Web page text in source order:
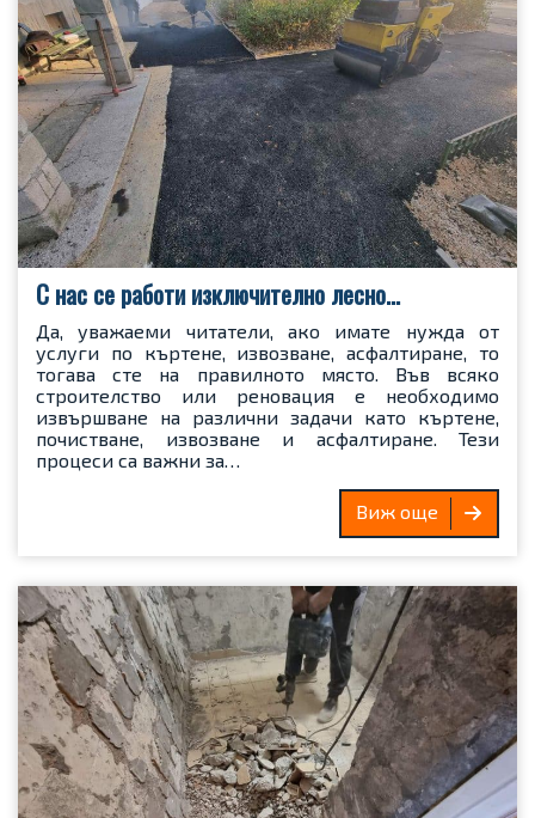
С нас се работи изключително лесно…
Да, уважаеми читатели, ако имате нужда от
услуги по къртене, извозване, асфалтиране, то
тогава сте на правилното място. Във всяко
строителство или реновация е необходимо
извършване на различни задачи като къртене,
почистване, извозване и асфалтиране. Тези
процеси са важни за…
Виж още